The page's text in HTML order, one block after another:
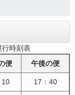
時刻表
便 午後の便
10 17：40